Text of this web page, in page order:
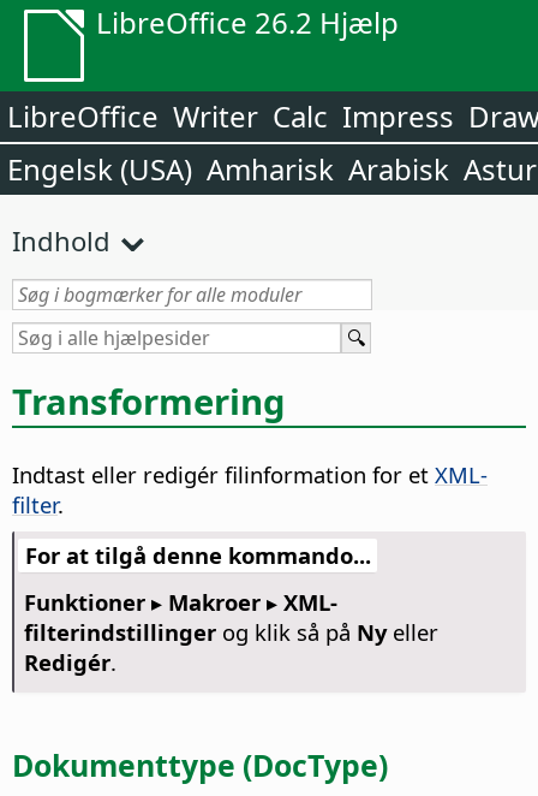
LibreOffice 26.2 Hjælp
LibreOffice Writer Calc Impress
Engelsk (USA) Amharisk Arabisk
Indhold
Transformering
Indtast eller redigér filinformation for et XML-
filter.
For at tilgå denne kommando...
Funktioner ▸ Makroer ▸ XML-
filterindstillingerog klik så på Nyeller
Redigér.
Dokumenttype (DocType)